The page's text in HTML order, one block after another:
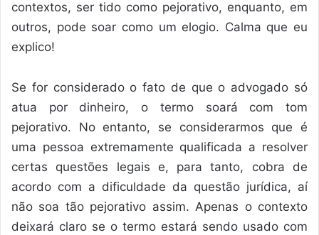
contextos, ser tido como pejorativo, enquanto, em
outros, pode soar como um elogio. Calma que eu
explico!
Se for considerado o fato de que o advogado só
atua por dinheiro, o termo soará com tom
pejorativo. No entanto, se considerarmos que é
uma pessoa extremamente qualificada a resolver
certas questões legais e, para tanto, cobra de
acordo com a dificuldade da questão jurídica, aí
não soa tão pejorativo assim. Apenas o contexto
deixará claro se o termo estará sendo usado com